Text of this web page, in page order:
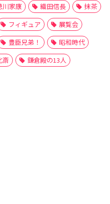
川家康 織田信長
抹茶
フィギュア
展覧会
豊臣兄弟！
昭和時代
斎 鎌倉殿の13人